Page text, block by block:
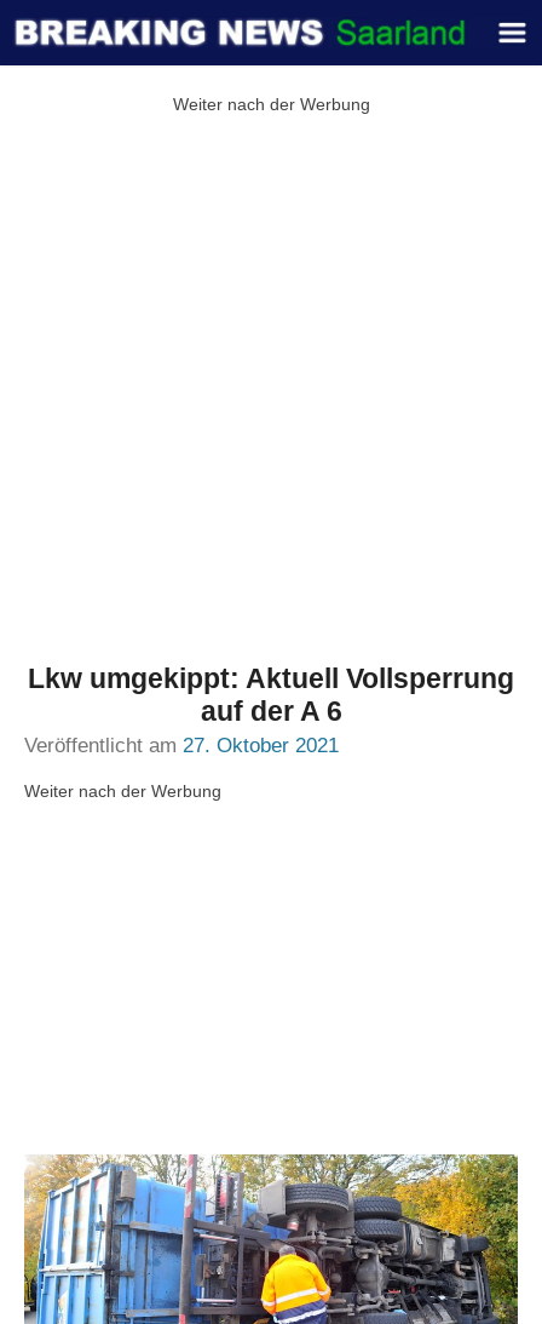
Weiter nach der Werbung
Lkw umgekippt: Aktuell Vollsperrung
auf der A 6
Veröffentlicht am 27. Oktober 2021
Weiter nach der Werbung